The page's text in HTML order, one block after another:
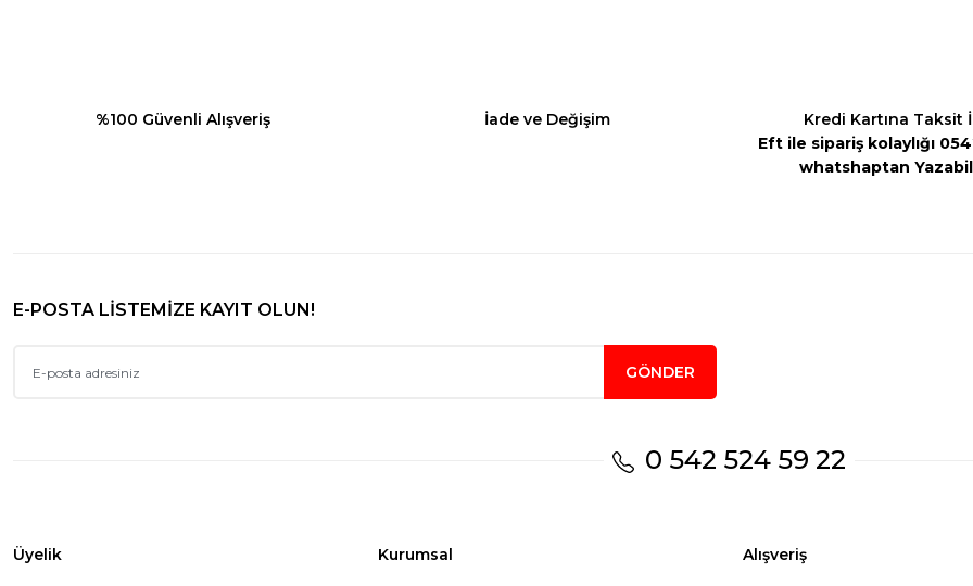
%100 Güvenli Alışveriş İade ve Değişim
Kredi Kartına Taksit
Eft ile sipariş kolaylığı
whatshaptan
E-POSTA LİSTEMİZE KAYIT OLUN!
GÖNDER
0 542 524 59 22
Üyelik Kurumsal Alışveriş